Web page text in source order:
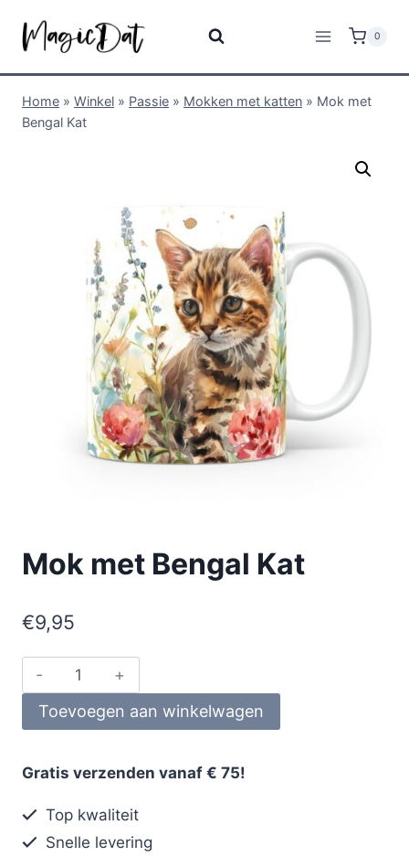
0
Home » Winkel » Passie » Mokken met katten » Mok met
Bengal Kat
Mok met Bengal Kat
€9,95
Toevoegen aan winkelwagen
Gratis verzenden vanaf € 75!
Top kwaliteit
Snelle levering